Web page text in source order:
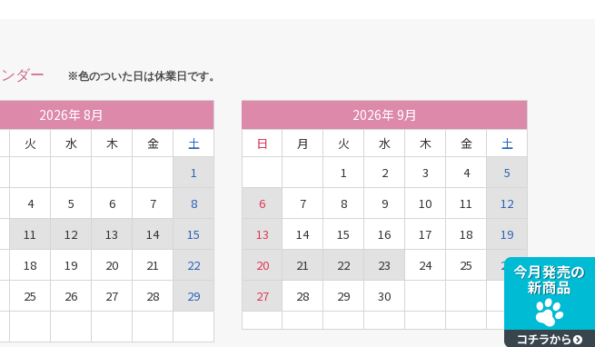
ダー ※色のついた日は休業日です。
2026年 8月
火 水 木 金
土
1
4 5 6 7
8
11 12 13 14
15
18 19 20 21
22
25 26 27 28
29
2026年 9月
日 月 火 水 木 金
土
1
2 3 4
5
6
7 8 9 10 11
12
13
14 15 16 17 18
19
20
21 22 23 24 25
26
27
28 29 30